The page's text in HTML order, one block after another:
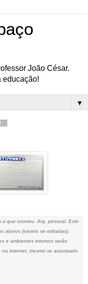
João César.
educação!
▼
que ocorreu. Arq. pessoal. Este
alunos (exceto se editadas),
e ambientes internos serão
internet, mesmo se autorizado